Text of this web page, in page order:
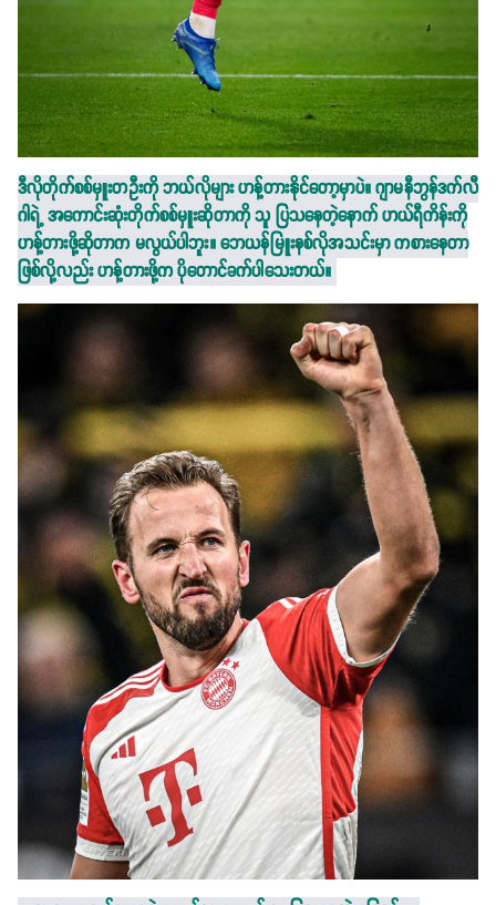
ဒီလိုတိုက်စစ်မှူးတဦးကို ဘယ်လိုများ ဟန့်တားနိုင်တော့မှာပဲ။ ဂျာမနီဘွန်ဒက်လီ
ဂါရဲ့ အကောင်းဆုံးတိုက်စစ်မှူးဆိုတာကို သူ ပြသနေတဲ့နောက် ဟယ်ရီကိန်းကို
ဟန့်တားဖို့ဆိုတာက မလွယ်ပါဘူး။ ဘေယန်မြူးနစ်လိုအသင်းမှာ ကစားနေတာ
ဖြစ်လို့လည်း ဟန့်တားဖို့က ပိုတောင်ခက်ပါသေးတယ်။